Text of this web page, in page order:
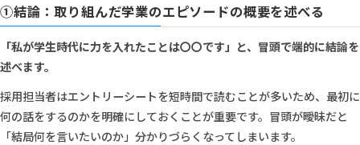
①結論：取り組んだ学業のエピソードの概要を述べる
「私が学生時代に力を入れたことは〇〇です」と、冒頭で端的に結論を
述べます。
採用担当者はエントリーシートを短時間で読むことが多いため、最初に
何の話をするのかを明確にしておくことが重要です。冒頭が曖昧だと
「結局何を言いたいのか」分かりづらくなってしまいます。